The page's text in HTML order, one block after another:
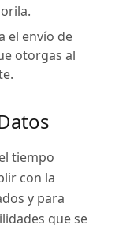
el envío de
otorgas al
tiempo
con la
y para
que se